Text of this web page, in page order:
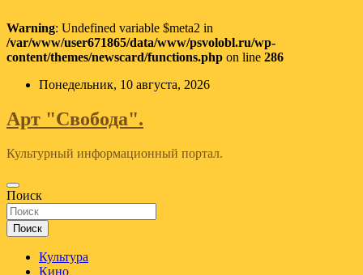
Warning: Undefined variable $meta2 in
/var/www/user671865/data/www/psvolobl.ru/wp-
content/themes/newscard/functions.php on line 286
Перейти
содержимому
Понедельник, 10 августа, 2026
Арт "Свобода".
Культурный информационный портал.
Поиск
Поиск
Культура
Кино